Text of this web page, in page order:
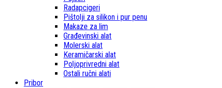
Radapcigeri
Pištolji za silikon i pur penu
Makaze za lim
Građevinski alat
Molerski alat
Keramičarski alat
Poljoprivredni alat
Ostali ručni alati
Pribor